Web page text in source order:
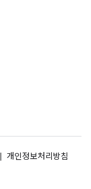
개인정보처리방침